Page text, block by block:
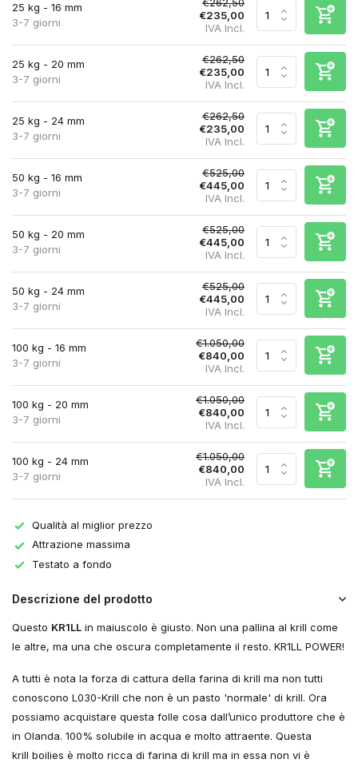
25 kg - 16 mm
3-7 giorni
€235,00
IVA Incl.
25 kg - 20 mm
3-7 giorni
€262,50
€235,00
IVA Incl.
25 kg - 24 mm
3-7 giorni
€262,50
€235,00
IVA Incl.
50 kg - 16 mm
3-7 giorni
€525,00
€445,00
IVA Incl.
50 kg - 20 mm
3-7 giorni
€525,00
€445,00
IVA Incl.
50 kg - 24 mm
3-7 giorni
€525,00
€445,00
IVA Incl.
100 kg - 16 mm
3-7 giorni
€1.050,00
€840,00
IVA Incl.
100 kg - 20 mm
3-7 giorni
€1.050,00
€840,00
IVA Incl.
100 kg - 24 mm
3-7 giorni
€1.050,00
€840,00
IVA Incl.
Qualità al miglior prezzo
Attrazione massima
Testato a fondo
Descrizione del prodotto
Questo KR1LL in maiuscolo è giusto. Non una pallina al krill come
le altre, ma una che oscura completamente il resto. KR1LL POWER!
A tutti è nota la forza di cattura della farina di krill ma non tutti
conoscono L030-Krill che non è un pasto 'normale' di krill. Ora
possiamo acquistare questa folle cosa dall’unico produttore che è
in Olanda. 100% solubile in acqua e molto attraente. Questa
krill boilies è molto ricca di farina di krill ma in essa non vi è